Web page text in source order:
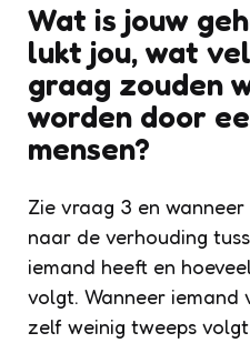
Wat is jouw
lukt jou, wat
graag zouden
worden door
mensen?
Zie vraag 3 en
naar de verhouding
iemand heeft en
volgt. Wanneer iemand
zelf weinig tweeps